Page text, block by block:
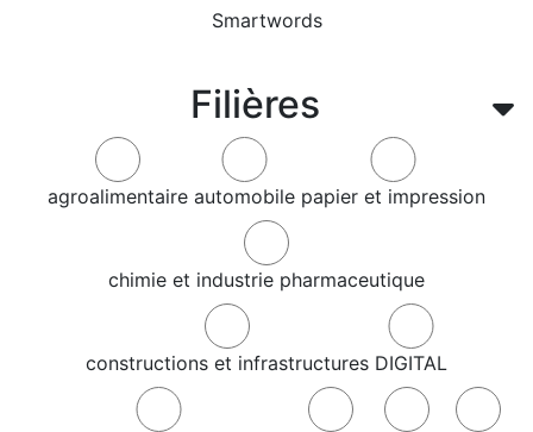
Filières
agroalimentaire automobile papier et impression
chimie et industrie pharmaceutique
constructions et infrastructures DIGITAL
Smartwords